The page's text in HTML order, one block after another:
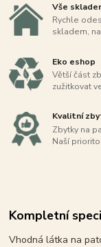
Vše
Rychle
skladem,
Eko eshop
Větší část
zužitkovat
Kvalitní
Zbytky na
Naší
Kompletní
Vhodná látka na